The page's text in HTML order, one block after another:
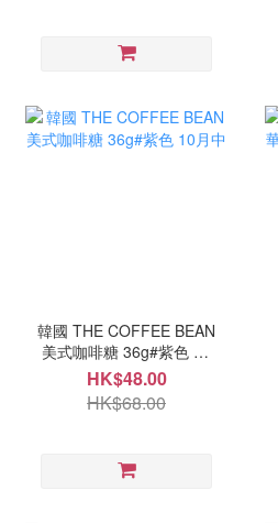
韓國 THE COFFEE BEAN
美式咖啡糖 36g#紫色 10
月中
HK$48.00
HK$68.00